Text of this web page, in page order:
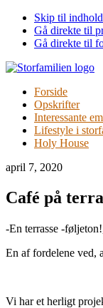
Skip til indhold
Gå direkte til
Gå direkte til
Forside
Opskrifter
Interessante
Lifestyle i
Holy House
april 7, 2020
Café på
-En terrasse -
En af fordelene ved,
Vi har et herligt